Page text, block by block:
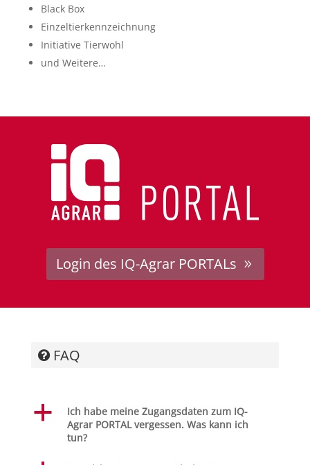
Black Box
Einzeltierkennzeichnung
Initiative Tierwohl
und Weitere…
Login des IQ-Agrar PORTALs
FAQ
a
Ich habe meine Zugangsdaten zum IQ-
Agrar PORTAL vergessen. Was kann ich
tun?